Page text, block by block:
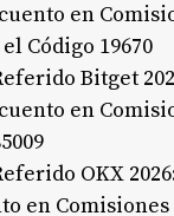
en
Código 19670
Bitget
en
OKX
en